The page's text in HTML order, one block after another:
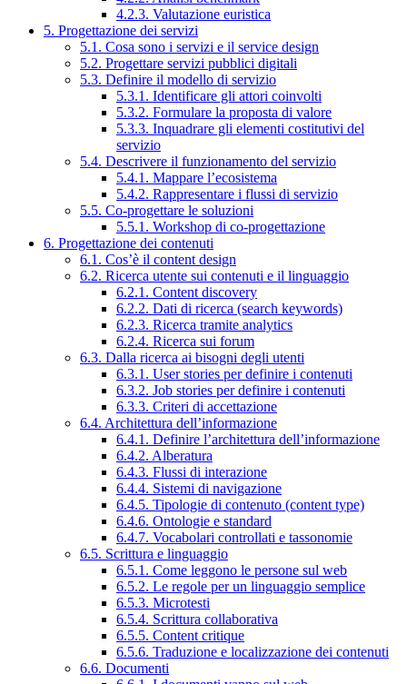
4.2.3. Valutazione euristica
5. Progettazione dei servizi
5.1. Cosa sono i servizi e il service design
5.2. Progettare servizi pubblici digitali
5.3. Definire il modello di servizio
5.3.1. Identificare gli attori coinvolti
5.3.2. Formulare la proposta di valore
5.3.3. Inquadrare gli elementi costitutivi del
servizio
5.4. Descrivere il funzionamento del servizio
5.4.1. Mappare l’ecosistema
5.4.2. Rappresentare i flussi di servizio
5.5. Co-progettare le soluzioni
5.5.1. Workshop di co-progettazione
6. Progettazione dei contenuti
6.1. Cos’è il content design
6.2. Ricerca utente sui contenuti e il linguaggio
6.2.1. Content discovery
6.2.2. Dati di ricerca (search keywords)
6.2.3. Ricerca tramite analytics
6.2.4. Ricerca sui forum
6.3. Dalla ricerca ai bisogni degli utenti
6.3.1. User stories per definire i contenuti
6.3.2. Job stories per definire i contenuti
6.3.3. Criteri di accettazione
6.4. Architettura dell’informazione
6.4.1. Definire l’architettura dell’informazione
6.4.2. Alberatura
6.4.3. Flussi di interazione
6.4.4. Sistemi di navigazione
6.4.5. Tipologie di contenuto (content type)
6.4.6. Ontologie e standard
6.4.7. Vocabolari controllati e tassonomie
6.5. Scrittura e linguaggio
6.5.1. Come leggono le persone sul web
6.5.2. Le regole per un linguaggio semplice
6.5.3. Microtesti
6.5.4. Scrittura collaborativa
6.5.5. Content critique
6.5.6. Traduzione e localizzazione dei contenuti
6.6. Documenti